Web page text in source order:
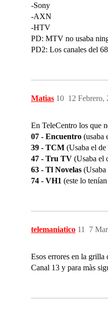
-Sony
-AXN
-HTV
PD: MTV no usaba
PD2: Los canales del
Matias 12 Febrero,
10
En TeleCentro los que
07 - Encuentro (usaba
39 - TCM (Usaba el
47 - Tru TV (Usaba el
63 - Tl Novelas
74 - VH1 (este lo
telemaniatico 7
11
Esos errores en la
Canal 13 y para màs